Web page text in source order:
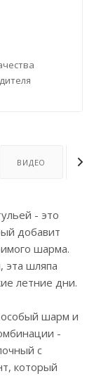
ВИДЕО
- это
добавит
шарма.
эта шляпа
летние дни.
особый шарм и
-
с
который